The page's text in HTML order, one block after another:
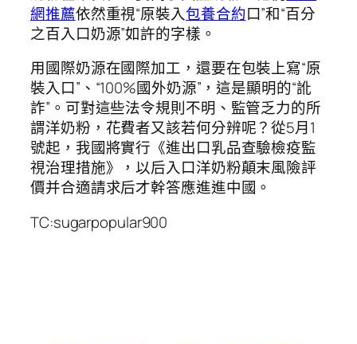
網推薦依然重視“原裝入包養合約口”和“百分
之百入口奶源”如許的字樣。
用國際奶源在國際加工，還要在包裝上寫“原
裝入口”、“100%國外奶源”，這是顯明的“訛
詐”。可對這些法令規則不明、監管乏力的所
謂洋奶粉，花費者又該若何分辨呢？從5月1
號起，我國將實行《進出口乳品查驗檢疫監
視治理措施》，以后入口洋奶粉顛末風險評
價并合適請求后才幹答應進進中國。
TC:sugarpopular900